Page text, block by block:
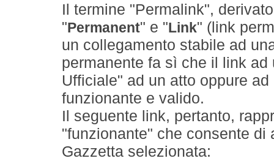
Il termine "Permalink",
" Permanent" e " Link" (link
un collegamento stabile ad
permanente fa sì che il link
Ufficiale" ad un atto oppure
funzionante e valido.
Il seguente link, pertanto,
"funzionante" che consente
Gazzetta selezionata: